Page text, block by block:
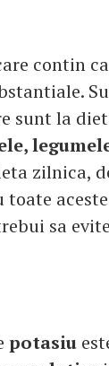
contin
sunt la
zilnica,
toate
sa
potasiu